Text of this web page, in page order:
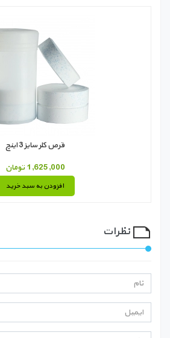
قرص کلر سایز 3 اینچ
1,625,000 تومان
افزودن به سبد خرید
نظرات